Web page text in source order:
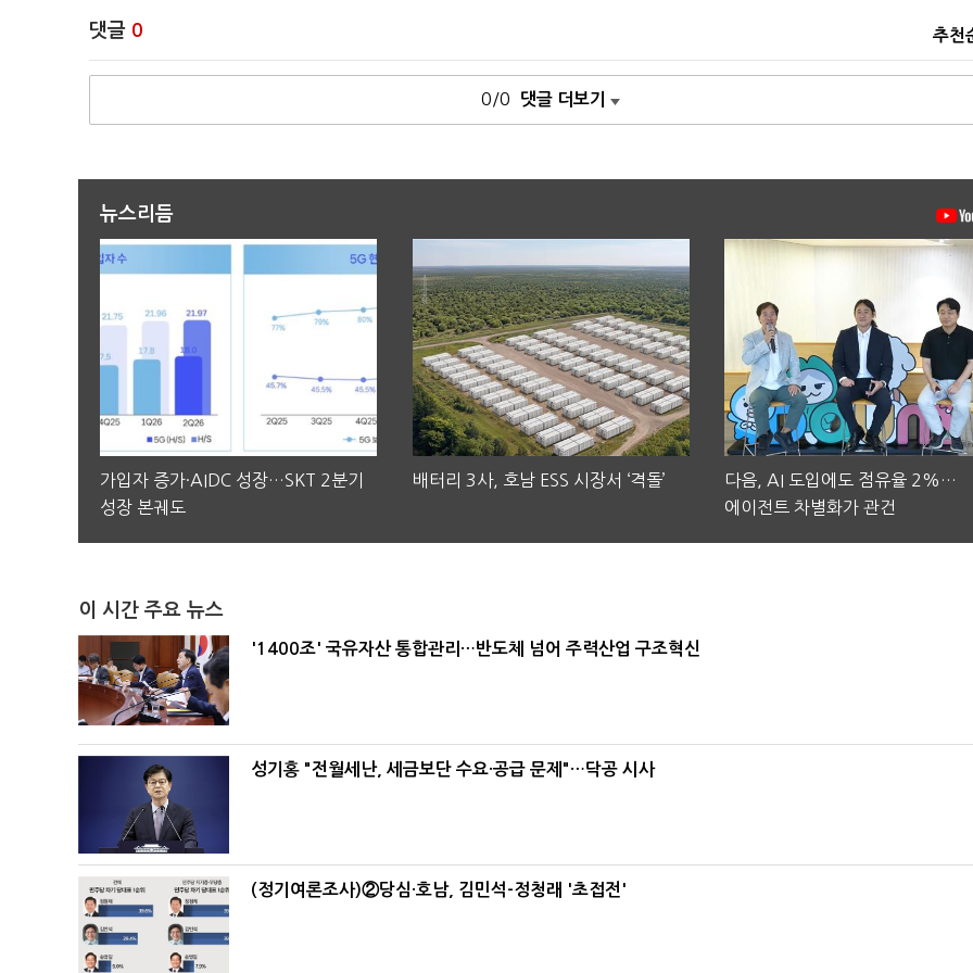
댓글 0 추천
0/0 댓글 더보기
뉴스리듬
가입자 증가·AIDC 성장…SKT 2분기
성장 본궤도
배터리 3사, 호남 ESS 시장서 ‘격돌’
다음, AI 도입에도 점유율 2%…
에이전트 차별화가 관건
이 시간 주요 뉴스
'1400조' 국유자산 통합관리…반도체 넘어 주력산업 구조혁신
성기홍 "전월세난, 세금보단 수요·공급 문제"…닥공 시사
(정기여론조사)②당심·호남, 김민석-정청래 '초접전'